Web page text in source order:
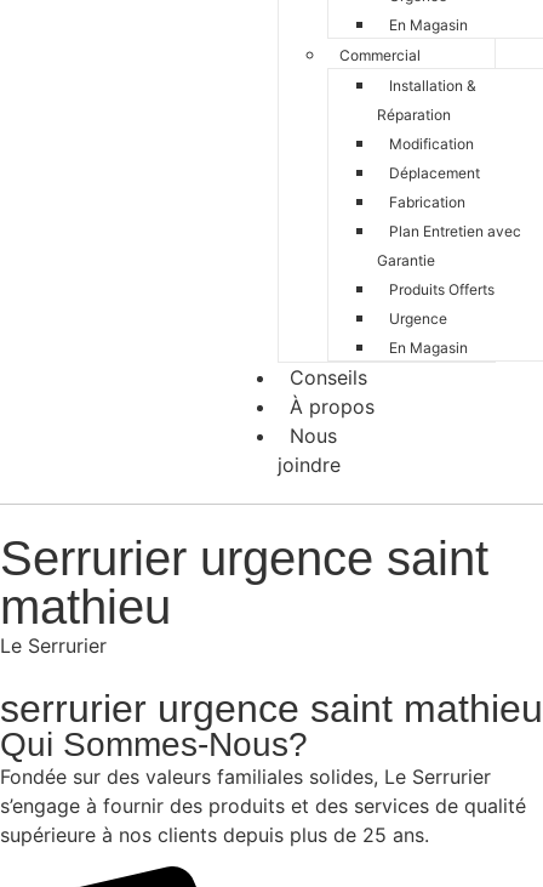
En Magasin
Commercial
Installation &
Réparation
Modification
Déplacement
Fabrication
Plan Entretien avec
Garantie
Produits Offerts
Urgence
En Magasin
Conseils
À propos
Nous
joindre
Serrurier urgence saint
mathieu
Le Serrurier
serrurier urgence saint mathieu
Qui Sommes-Nous?
Fondée sur des valeurs familiales solides, Le Serrurier
s’engage à fournir des produits et des services de qualité
supérieure à nos clients depuis plus de 25 ans.